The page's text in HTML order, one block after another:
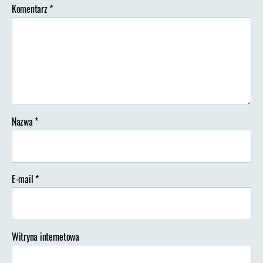
Komentarz*
Nazwa*
E-mail*
Witryna internetowa